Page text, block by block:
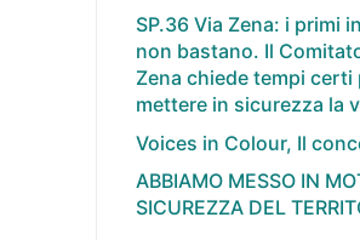
SP.36 Via Zena: i primi
non bastano. Il
Zena chiede tempi certi
mettere in sicurezza la
Voices in Colour, Il
ABBIAMO MESSO IN
SICUREZZA DEL